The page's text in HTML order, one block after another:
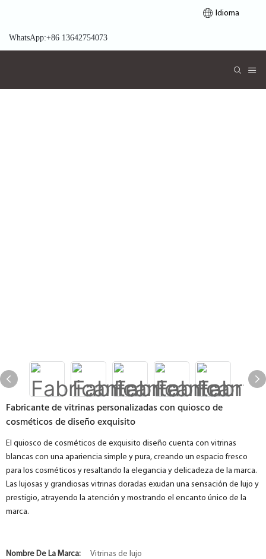
Idioma
WhatsApp:+86 13642754073
Fabricante de vitrinas personalizadas con quiosco de
cosméticos de diseño exquisito
El quiosco de cosméticos de exquisito diseño cuenta con vitrinas
blancas con una apariencia simple y pura, creando un espacio fresco
para los cosméticos y resaltando la elegancia y delicadeza de la marca.
Las lujosas y grandiosas vitrinas doradas exudan una sensación de lujo y
prestigio, atrayendo la atención y mostrando el encanto único de la
marca.
Nombre De La Marca: Vitrinas de lujo